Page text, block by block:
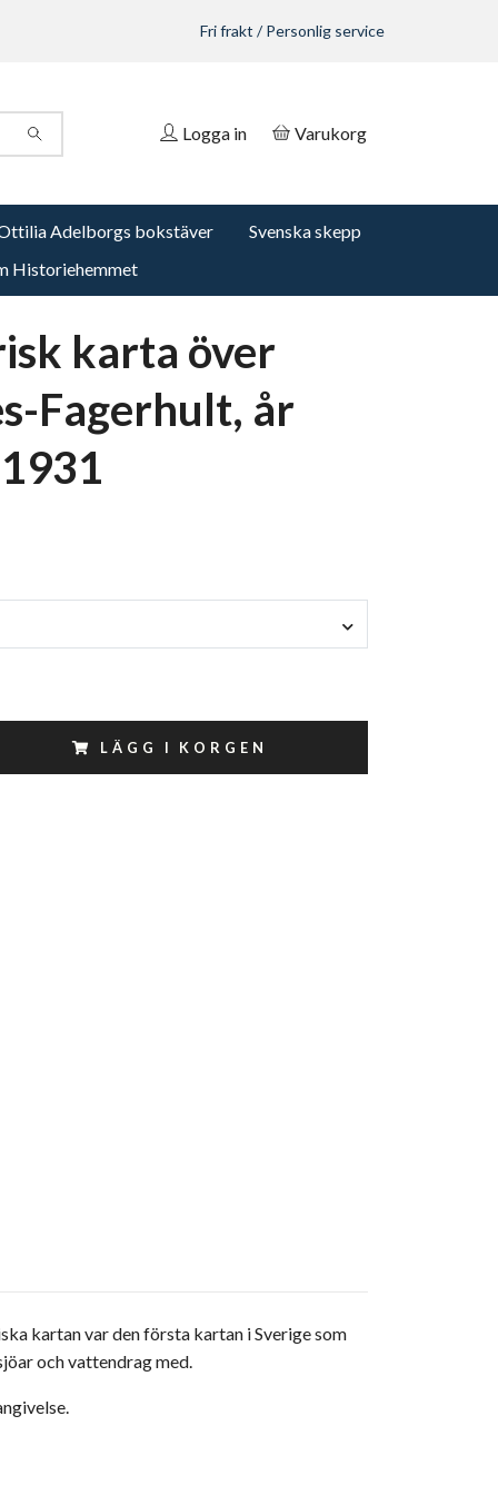
Fri frakt / Personlig service
Logga in Varukorg
Adelborgs bokstäver
Svenska skepp
Historiehemmet
karta över
Fagerhult, år
LÄGG I KORGEN
kartan var den första kartan i Sverige som
och vattendrag med.